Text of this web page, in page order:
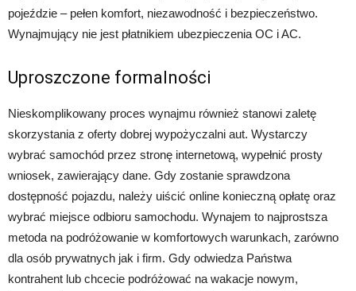
pojeździe – pełen komfort, niezawodność i bezpieczeństwo.
Wynajmujący nie jest płatnikiem ubezpieczenia OC i AC.
Uproszczone formalności
Nieskomplikowany proces wynajmu również stanowi zaletę
skorzystania z oferty dobrej wypożyczalni aut. Wystarczy
wybrać samochód przez stronę internetową, wypełnić prosty
wniosek, zawierający dane. Gdy zostanie sprawdzona
dostępność pojazdu, należy uiścić online konieczną opłatę oraz
wybrać miejsce odbioru samochodu. Wynajem to najprostsza
metoda na podróżowanie w komfortowych warunkach, zarówno
dla osób prywatnych jak i firm. Gdy odwiedza Państwa
kontrahent lub chcecie podróżować na wakacje nowym,